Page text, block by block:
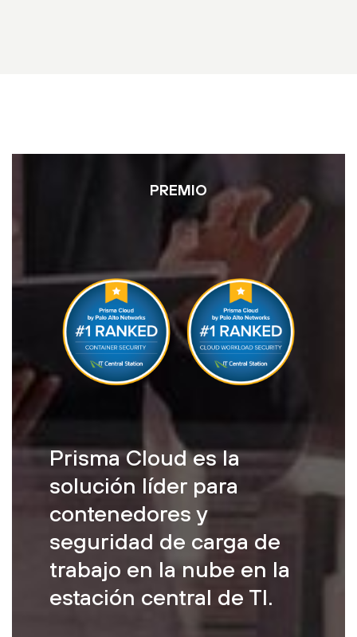
PREMIO
Prisma Cloud es la
solución líder para
contenedores y
seguridad de carga de
trabajo en la nube en la
estación central de TI.